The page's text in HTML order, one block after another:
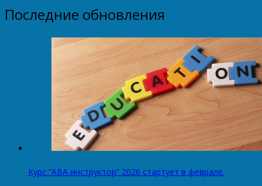
Последние обновления
Курс “АВА-инструктор” 2026 стартует в феврале.